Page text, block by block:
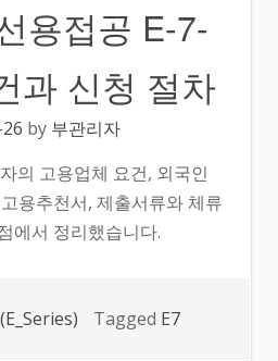
용접공 E-7-
과 신청 절차
by 부관리자
의 고용업체 요건, 외국인
용추천서, 제출서류와 체류
에서 정리했습니다.
Tagged E7